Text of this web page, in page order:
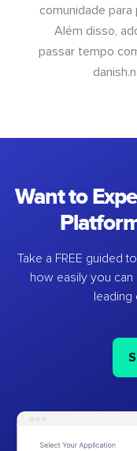
comunidade
Além disso,
passar tempo
Want to
Take a FREE guided
how easily you
leading